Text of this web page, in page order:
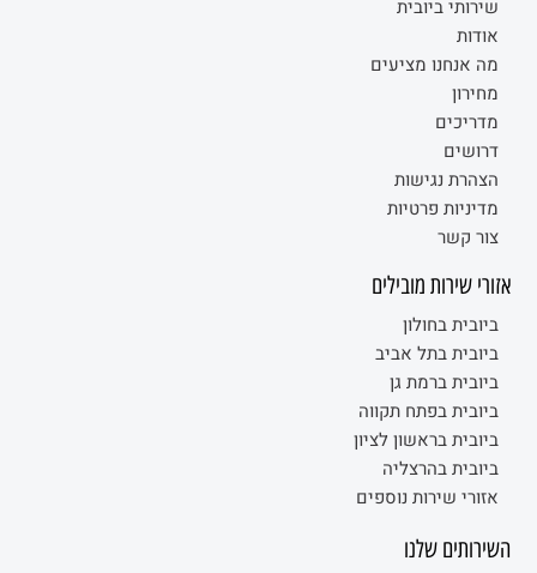
שירותי ביובית
אודות
מה אנחנו מציעים
מחירון
מדריכים
דרושים
הצהרת נגישות
מדיניות פרטיות
צור קשר
אזורי שירות מובילים
ביובית בחולון
ביובית בתל אביב
ביובית ברמת גן
ביובית בפתח תקווה
ביובית בראשון לציון
ביובית בהרצליה
אזורי שירות נוספים
השירותים שלנו